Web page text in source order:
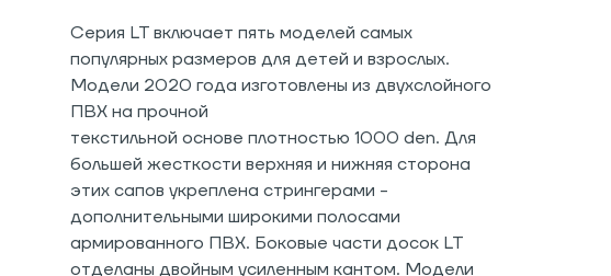
Серия LT включает пять моделей самых
популярных размеров для детей и взрослых.
Модели 2020 года изготовлены из двухслойного
ПВХ на прочной
текстильной основе плотностью 1000 den. Для
большей жесткости верхняя и нижняя сторона
этих сапов укреплена стрингерами -
дополнительными широкими полосами
армированного ПВХ. Боковые части досок LT
отделаны двойным усиленным кантом. Модели